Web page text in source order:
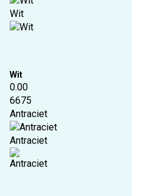
Wit
Wit
0.00
6675
Antraciet
Antraciet